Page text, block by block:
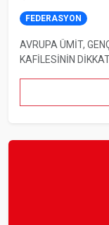
FEDERASYON
AVRUPA ÜMİT,
KAFİLESİNİN